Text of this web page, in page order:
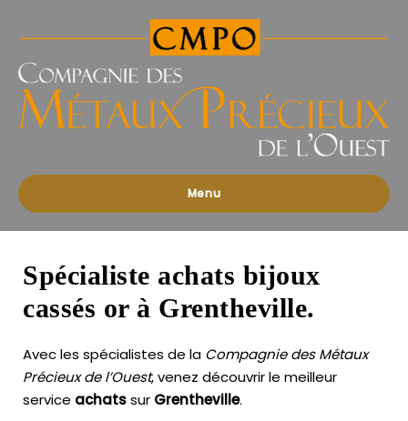
des
Précieux
l'Ouest
Menu
Spécialiste achats bijoux
cassés or à Grentheville.
Avec les spécialistes de la Compagnie des Métaux
Précieux de l’Ouest, venez découvrir le meilleur
service achatssur Grentheville.